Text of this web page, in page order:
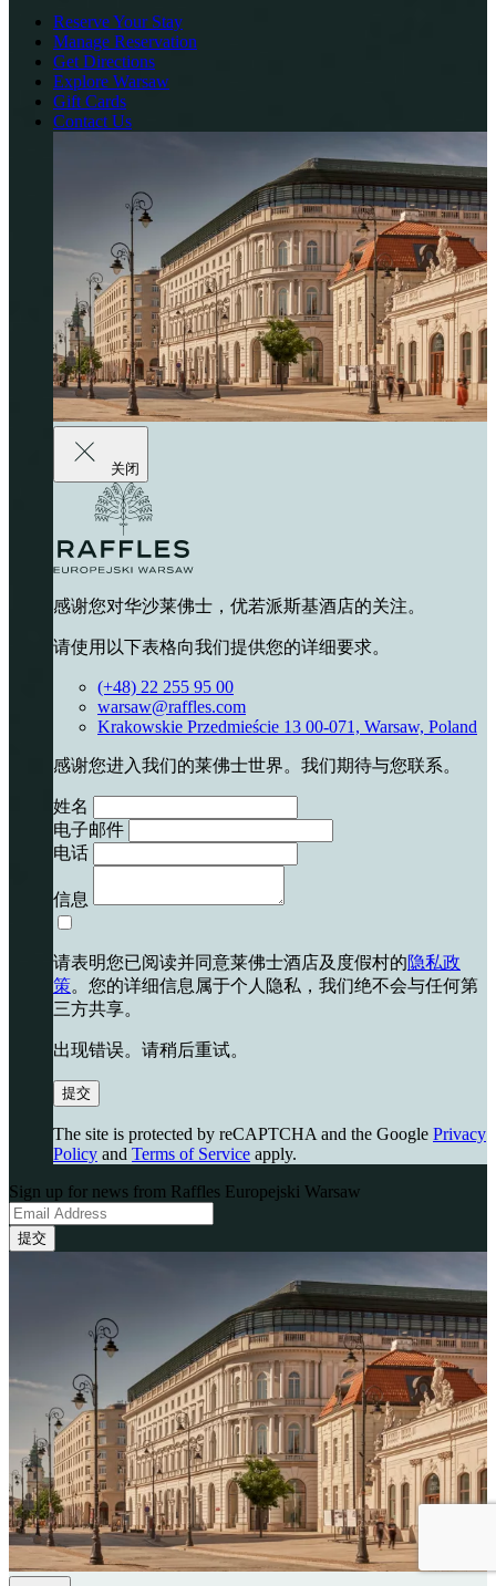
Reserve Your Stay
Manage Reservation
Get Directions
Explore Warsaw
Gift Cards
Contact Us
关闭
感谢您对华沙莱佛士，优若派斯基酒店的关注。
请使用以下表格向我们提供您的详细要求。
(+48) 22 255 95 00
warsaw@raffles.com
Krakowskie Przedmieście 13 00-071, Warsaw, Poland
感谢您进入我们的莱佛士世界。我们期待与您联系。
姓名
电子邮件
电话
信息
请表明您已阅读并同意莱佛士酒店及度假村的隐私政
策。您的详细信息属于个人隐私，我们绝不会与任何第
三方共享。
出现错误。请稍后重试。
提交
The site is protected by reCAPTCHA and the Google Privacy
Policy and Terms of Service apply.
Sign up for news from Raffles Europejski Warsaw
提交